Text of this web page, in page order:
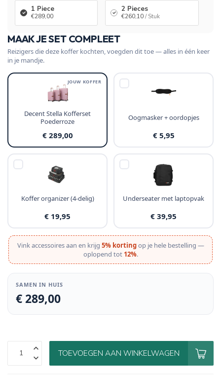
1 Piece
€289,00
2 Pieces
€260,10/ Stuk
MAAK JE SET COMPLEET
Reizigers die deze koffer kochten, voegden dit toe — alles in één keer
in je mandje.
JOUW KOFFER
Decent Stella Kofferset
Poederroze
€ 289,00
Oogmasker + oordopjes
€ 5,95
Koffer organizer (4-delig)
€ 19,95
Underseater met laptopvak
€ 39,95
Vink accessoires aan en krijg 5% kortingop je hele bestelling —
oplopend tot 12%.
SAMEN IN HUIS
€ 289,00
TOEVOEGEN AAN WINKELWAGEN